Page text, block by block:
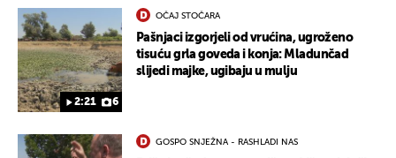
2:21 6
OČAJ STOČARA
Pašnjaci izgorjeli od vrućina, ugroženo
tisuću grla goveda i konja: Mladunčad
slijedi majke, ugibaju u mulju
GOSPO SNJEŽNA - RASHLADI NAS
UKLJUČITE NOTIFIKACIJE